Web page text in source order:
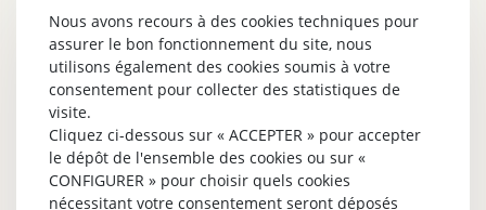
Nous avons recours à des cookies techniques pour
assurer le bon fonctionnement du site, nous
utilisons également des cookies soumis à votre
consentement pour collecter des statistiques de
visite.
Cliquez ci-dessous sur « ACCEPTER » pour accepter
le dépôt de l'ensemble des cookies ou sur «
CONFIGURER » pour choisir quels cookies
nécessitant votre consentement seront déposés